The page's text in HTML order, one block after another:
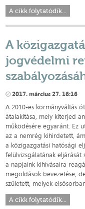
A cikk folytatódik...
A
jogvédelmi
2017. március 27. 16:16
A 2010-es kormányváltás
átalakítása, mely kiterjed
működésére egyaránt. Ez
az a nemrég kihirdetett,
a közigazgatási hatósági
felülvizsgálatának
a napjaink kihívásaira
megoldások bevezetése,
született, melyek
A cikk folytatódik...